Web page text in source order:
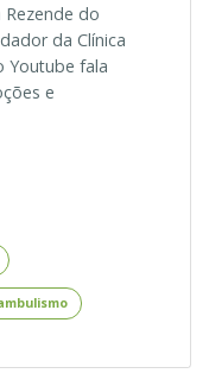
do
da Clínica
Youtube fala
e